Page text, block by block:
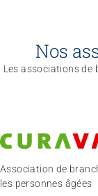
Nos
Les associations de
Association de
les personnes âgées